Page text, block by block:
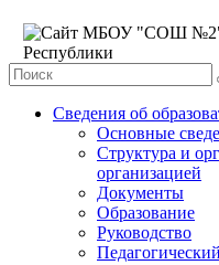
Сведения об
Основные
Структура и
организацией
Документы
Образование
Руководство